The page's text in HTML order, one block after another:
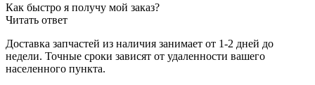
Как быстро я получу мой заказ?
Читать ответ
Доставка запчастей из наличия занимает от 1-2 дней до
недели. Точные сроки зависят от удаленности вашего
населенного пункта.